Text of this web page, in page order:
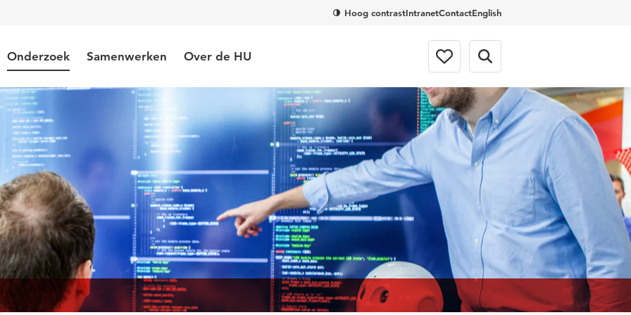
Hoog contrastIntranetContactEnglish
Onderzoek Samenwerken Over de HU